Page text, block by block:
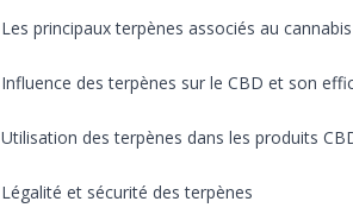
Les principaux terpènes associés au
Influence des terpènes sur le CBD et son
Utilisation des terpènes dans les produits
Légalité et sécurité des terpènes